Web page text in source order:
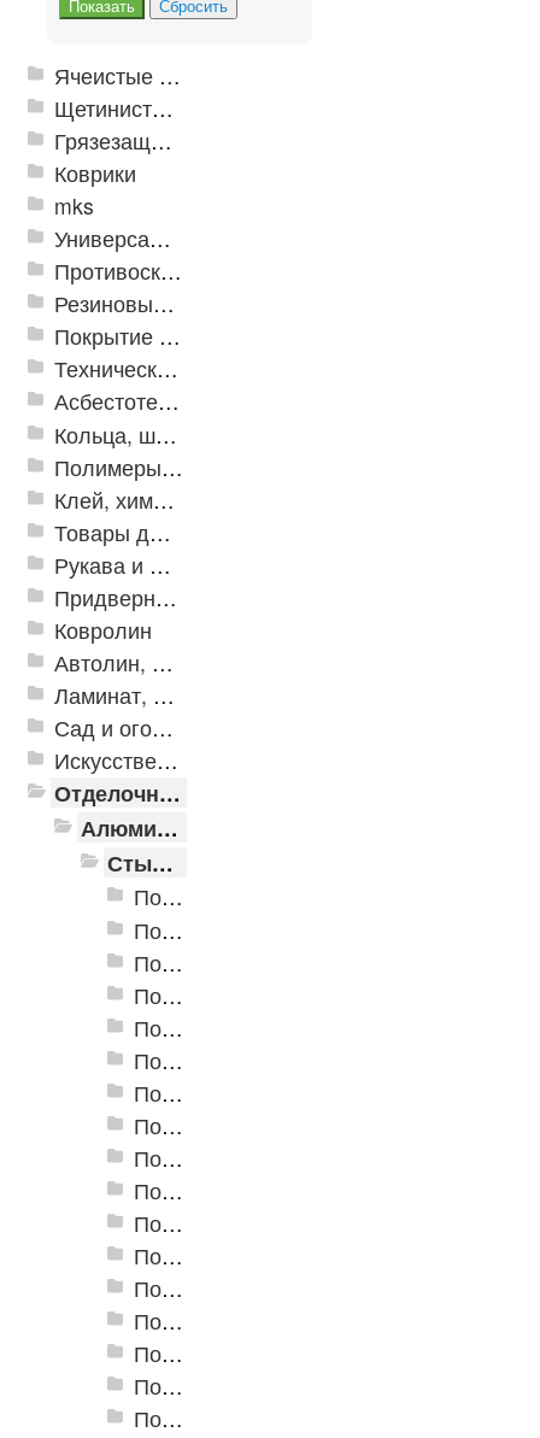
Ячеистые грязезащитные покрытия
Щетинистые покрытия
Грязезащитные, влаговпитывающие покрытия
Коврики
mks
Универсальные модульные покрытия
Противоскользящая защита для лестниц, профили, ленты
Резиновые и ПВХ дорожки
Покрытие из резиновой крошки
Техническая резина
Асбестотехнические и теплоизоляционные материалы
Кольца, шайбы, манжеты
Полимеры и пластики
Клей, химия, сопутствующие товары
Товары для дома
Рукава и шланги промышленные
Придверные решетки
Ковролин
Автолин, Транслин, Линолеум
Ламинат, Кварцвиниловая плитка SPC
Сад и огород
Искусственная трава
Отделочные профили
Алюминиевые пороги
Стыкоперекрывающие алюминиевые пороги
Пороги алюминиевые ПС-01 25x3 мм (открытый крепеж)
Пороги алюминиевые ПС-02 19x3,5 мм (открытый крепеж)
Пороги алюминиевые ПС-03 37x3,3 мм (открытый крепеж)
Пороги алюминиевые ПС-03-2 28x3,4 мм (открытый крепеж)
Пороги алюминиевые ПС-04 44,5x4,5 мм (открытый крепеж)
Пороги алюминиевые ПС-04-01 29x4,5 мм (открытый крепеж)
Пороги алюминиевые ПС-04-02 31x4,6 мм (скрытый крепеж)
Пороги алюминиевые ПС-04-03 35x4,6 мм (скрытый крепеж)
Пороги алюминиевые ПС-05 100x5 мм (открытый крепеж)
Пороги алюминиевые ПС-06 100x5 мм (скрытый крепеж)
Пороги алюминиевые ПС-07 60x5,9 мм (открытый крепеж)
Пороги алюминиевые ПС-07-1 60x4,5 мм (открытый крепеж)
Пороги алюминиевые ПС-18 80 мм
Пороги алюминиевые стыкоперекрывающие А-1. (25*2,8мм)
Пороги алюминиевые стыкоперекрывающие А-4. (60*5,8мм)
Пороги алюминиевые стыкоперекрывающие А-5. (39,5*3,7мм)
Пороги алюминиевые А-6 37х2,8 мм (открытый крепеж)